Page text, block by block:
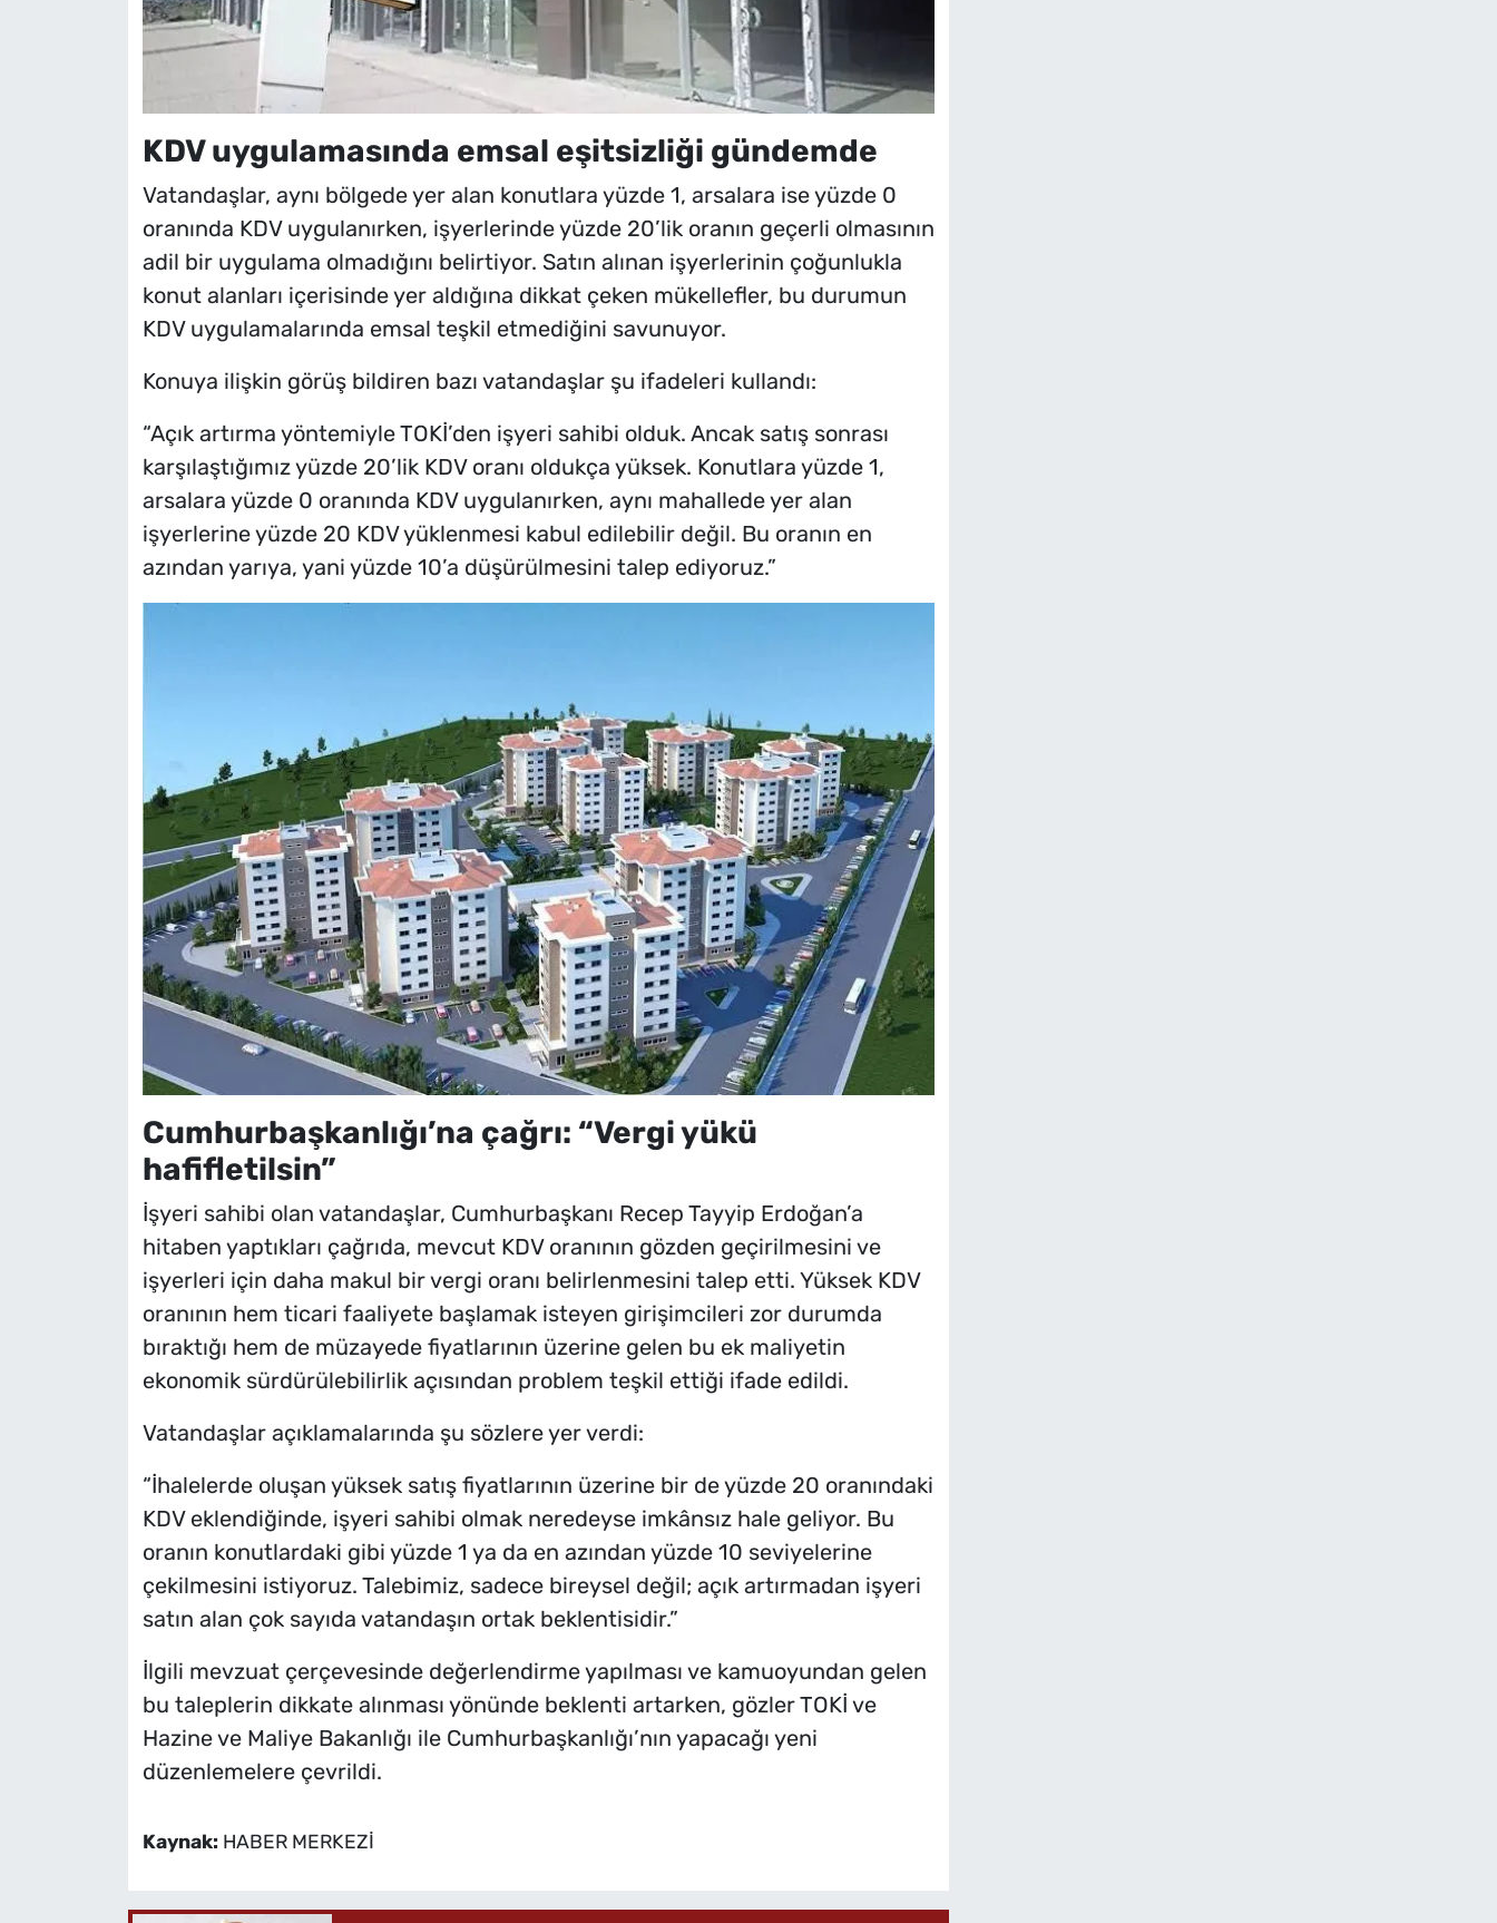
KDV uygulamasında emsal eşitsizliği gündemde
Vatandaşlar, aynı bölgede yer alan konutlara yüzde 1, arsalara ise yüzde 0
oranında KDV uygulanırken, işyerlerinde yüzde 20’lik oranın geçerli olmasının
adil bir uygulama olmadığını belirtiyor. Satın alınan işyerlerinin çoğunlukla
konut alanları içerisinde yer aldığına dikkat çeken mükellefler, bu durumun
KDV uygulamalarında emsal teşkil etmediğini savunuyor.
Konuya ilişkin görüş bildiren bazı vatandaşlar şu ifadeleri kullandı:
“Açık artırma yöntemiyle TOKİ’den işyeri sahibi olduk. Ancak satış sonrası
karşılaştığımız yüzde 20’lik KDV oranı oldukça yüksek. Konutlara yüzde 1,
arsalara yüzde 0 oranında KDV uygulanırken, aynı mahallede yer alan
işyerlerine yüzde 20 KDV yüklenmesi kabul edilebilir değil. Bu oranın en
azından yarıya, yani yüzde 10’a düşürülmesini talep ediyoruz.”
Cumhurbaşkanlığı’na çağrı: “Vergi yükü
hafifletilsin”
İşyeri sahibi olan vatandaşlar, Cumhurbaşkanı Recep Tayyip Erdoğan’a
hitaben yaptıkları çağrıda, mevcut KDV oranının gözden geçirilmesini ve
işyerleri için daha makul bir vergi oranı belirlenmesini talep etti. Yüksek KDV
oranının hem ticari faaliyete başlamak isteyen girişimcileri zor durumda
bıraktığı hem de müzayede fiyatlarının üzerine gelen bu ek maliyetin
ekonomik sürdürülebilirlik açısından problem teşkil ettiği ifade edildi.
Vatandaşlar açıklamalarında şu sözlere yer verdi:
“İhalelerde oluşan yüksek satış fiyatlarının üzerine bir de yüzde 20 oranındaki
KDV eklendiğinde, işyeri sahibi olmak neredeyse imkânsız hale geliyor. Bu
oranın konutlardaki gibi yüzde 1 ya da en azından yüzde 10 seviyelerine
çekilmesini istiyoruz. Talebimiz, sadece bireysel değil; açık artırmadan işyeri
satın alan çok sayıda vatandaşın ortak beklentisidir.”
İlgili mevzuat çerçevesinde değerlendirme yapılması ve kamuoyundan gelen
bu taleplerin dikkate alınması yönünde beklenti artarken, gözler TOKİ ve
Hazine ve Maliye Bakanlığı ile Cumhurbaşkanlığı’nın yapacağı yeni
düzenlemelere çevrildi.
Kaynak: HABER MERKEZİ